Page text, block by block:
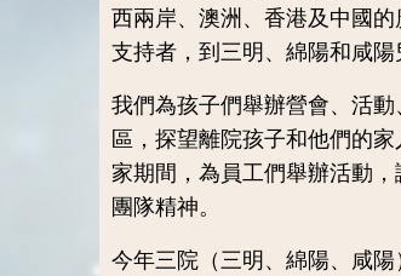
西兩岸、澳洲、香港及中國
支持者，到三明、綿陽和咸陽
我們為孩子們舉辦營會、活
區，探望離院孩子和他們的
家期間，為員工們舉辦活動
團隊精神。
今年三院（三明、綿陽、咸